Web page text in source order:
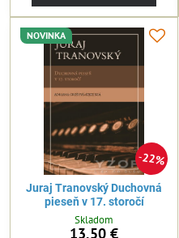
22%
NOVINKA
Juraj Tranovský Duchovná
pieseň v 17. storočí
Skladom
13,50 €